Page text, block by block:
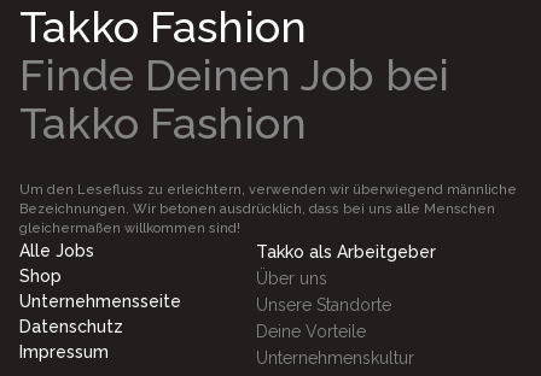
Takko Fashion
Finde Deinen Job bei
Takko Fashion
Um den Lesefluss zu erleichtern, verwenden wir überwiegend männliche
Bezeichnungen. Wir betonen ausdrücklich, dass bei uns alle Menschen
gleichermaßen willkommen sind!
Alle Jobs
Shop
Unternehmensseite
Datenschutz
Impressum
Takko als Arbeitgeber
Über uns
Unsere Standorte
Deine Vorteile
Unternehmenskultur